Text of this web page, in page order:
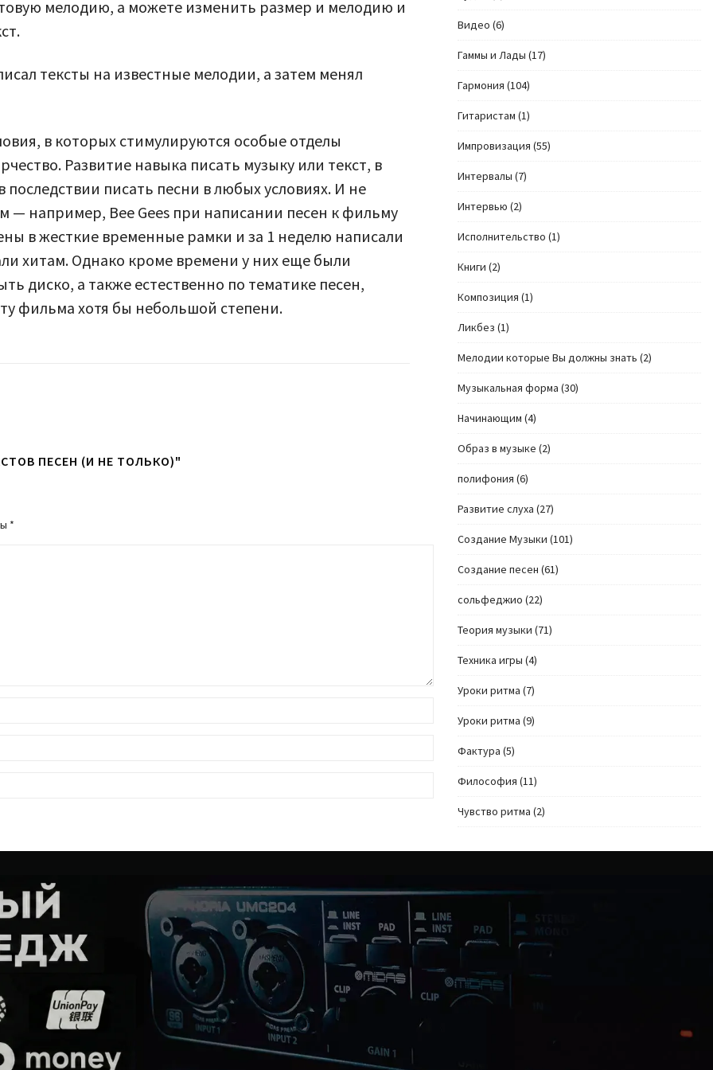
мелодию, а можете изменить размер и мелодию и
тексты на известные мелодии, а затем менял
в которых стимулируются особые отделы
Развитие навыка писать музыку или текст, в
писать песни в любых условиях. И не
— например, Bee Gees при написании песен к фильму
в жесткие временные рамки и за 1 неделю написали
хитам. Однако кроме времени у них еще были
диско, а также естественно по тематике песен,
фильма хотя бы небольшой степени.
ПЕСЕН (И НЕ ТОЛЬКО)"
*
Видео (6)
Гаммы и Лады (17)
Гармония (104)
Гитаристам (1)
Импровизация (55)
Интервалы (7)
Интервью (2)
Исполнительство (1)
Книги (2)
Композиция (1)
Ликбез (1)
Мелодии которые Вы должны знать (2)
Музыкальная форма (30)
Начинающим (4)
Образ в музыке (2)
полифония (6)
Развитие слуха (27)
Создание Музыки (101)
Создание песен (61)
сольфеджио (22)
Теория музыки (71)
Техника игры (4)
Уроки ритма (7)
Уроки ритма (9)
Фактура (5)
Философия (11)
Чувство ритма (2)